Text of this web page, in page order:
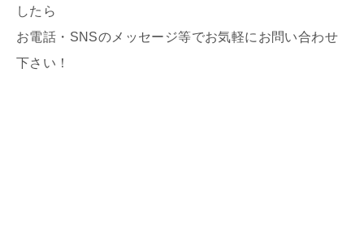
したら
お電話・SNSのメッセージ等でお気軽にお問い合わせ
下さい！